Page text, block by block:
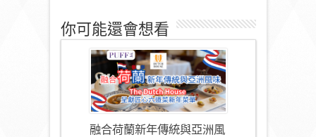
你可能還會想看
融合荷蘭新年傳統與亞洲風